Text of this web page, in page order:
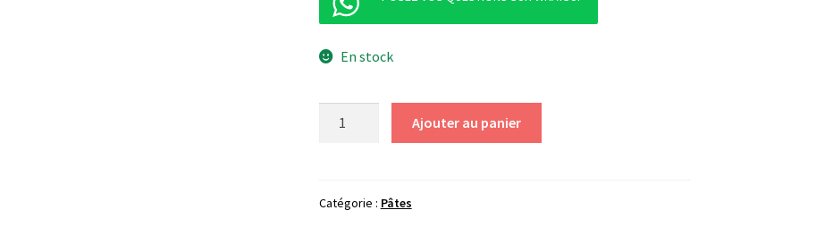
En stock
PANZANI
Ajouter au panier
Catégorie : Pâtes